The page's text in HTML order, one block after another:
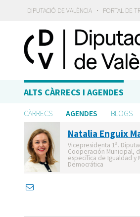
DIPUTACIÓ DE VALÈNCIA · PORTAL DE
ALTS CÀRRECS I AGENDES
CÀRRECS AGENDES BLOGS
Natalia Enguix
Vicepresidenta 1ª.
Cooperación Municipal,
específica de Igualdad y
Democrática